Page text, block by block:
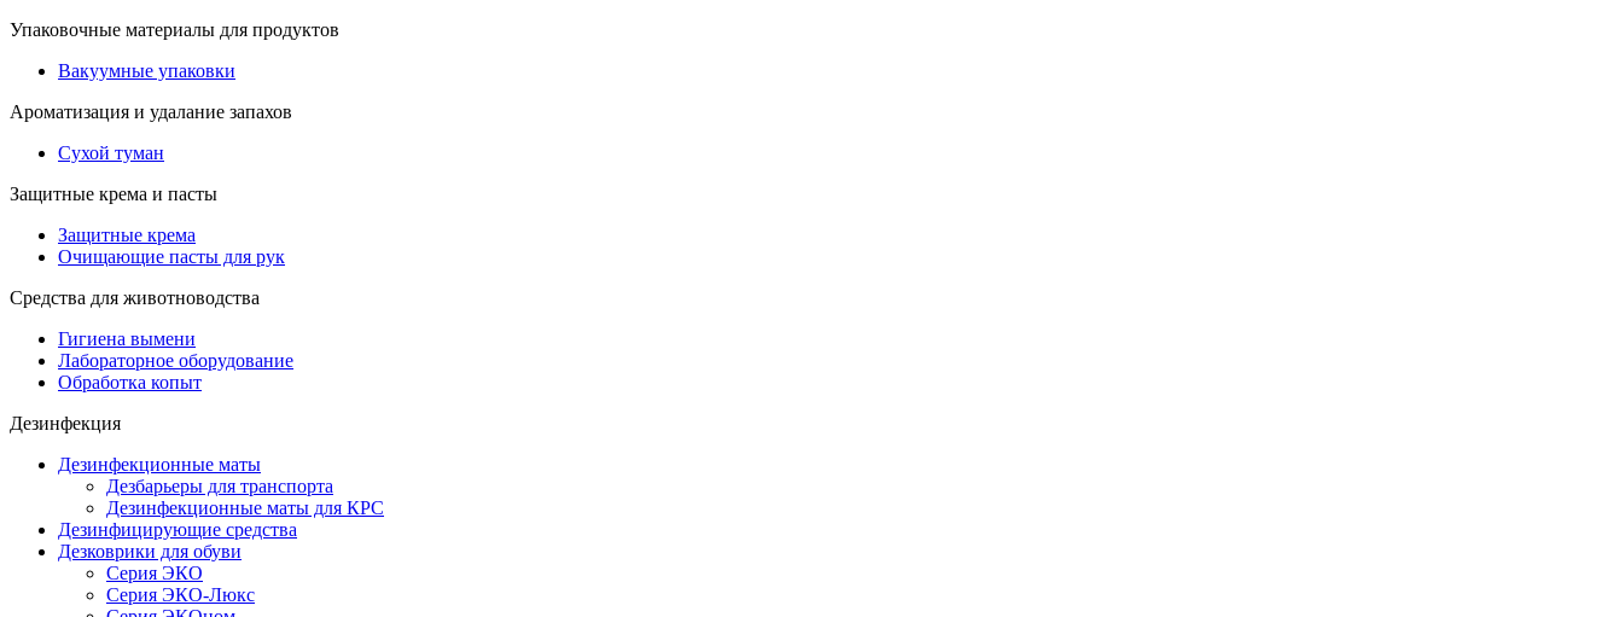
Упаковочные материалы для продуктов
Вакуумные упаковки
Ароматизация и удалание запахов
Сухой туман
Защитные крема и пасты
Защитные крема
Очищающие пасты для рук
Средства для животноводства
Гигиена вымени
Лабораторное оборудование
Обработка копыт
Дезинфекция
Дезинфекционные маты
Дезбарьеры для транспорта
Дезинфекционные маты для КРС
Дезинфицирующие средства
Дезковрики для обуви
Серия ЭКО
Серия ЭКО-Люкс